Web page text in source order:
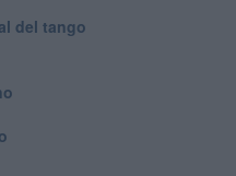
del tango